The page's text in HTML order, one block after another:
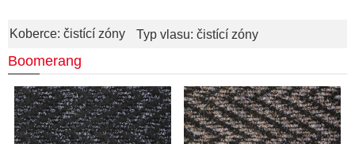
Typ vlasu: čistící zóny
Koberce: čistící zóny
Boomerang